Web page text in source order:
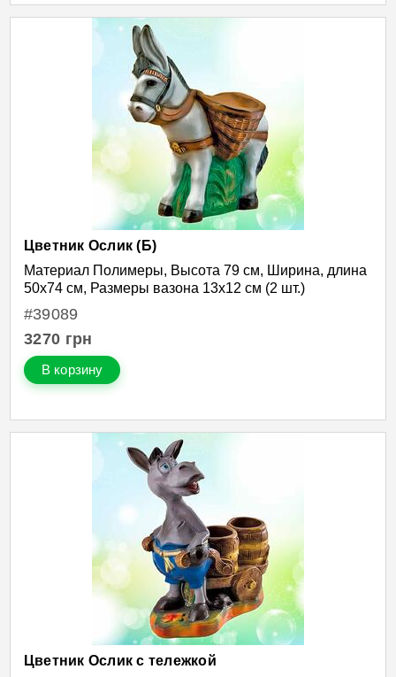
Цветник Ослик (Б)
Материал Полимеры, Высота 79 см, Ширина, длина
50х74 см, Размеры вазона 13х12 см (2 шт.)
#39089
3270 грн
В корзину
Цветник Ослик с тележкой